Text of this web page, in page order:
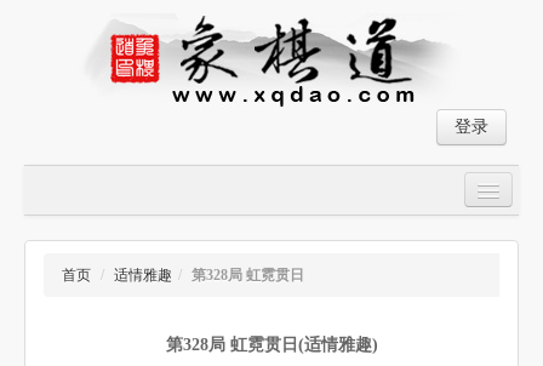
登录
大师对局
首页 / 适情雅趣 / 第328局 虹霓贯日
第328局 虹霓贯日(适情雅趣)